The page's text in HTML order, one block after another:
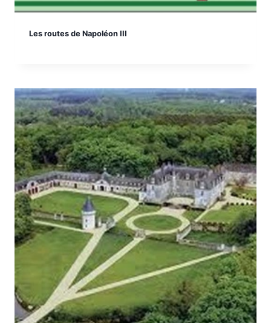
Les routes de Napoléon III